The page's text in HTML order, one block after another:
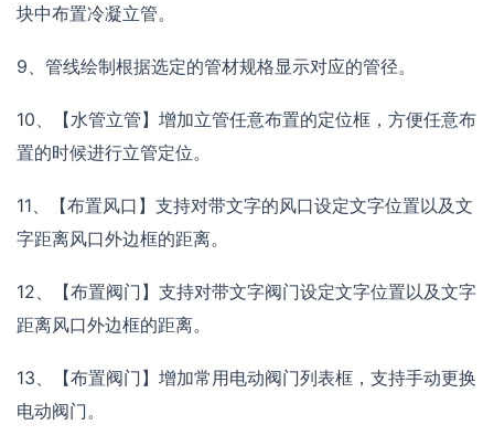
块中布置冷凝立管。
9、管线绘制根据选定的管材规格显示对应的管径。
10、【水管立管】增加立管任意布置的定位框，方便任意布
置的时候进行立管定位。
11、【布置风口】支持对带文字的风口设定文字位置以及文
字距离风口外边框的距离。
12、【布置阀门】支持对带文字阀门设定文字位置以及文字
距离风口外边框的距离。
13、【布置阀门】增加常用电动阀门列表框，支持手动更换
电动阀门。